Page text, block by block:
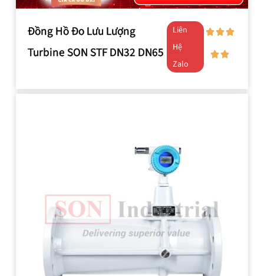
Đồng Hồ Đo Lưu Lượng
Turbine SON STF DN32 DN65
Liên
Hệ
Zalo